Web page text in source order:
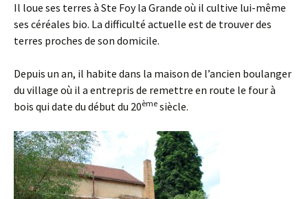
Il loue ses terres à Ste Foy la Grande où il cultive lui-même
ses céréales bio. La difficulté actuelle est de trouver des
terres proches de son domicile.
Depuis un an, il habite dans la maison de l’ancien boulanger
du village où il a entrepris de remettre en route le four à
bois qui date du début du 20ème siècle.